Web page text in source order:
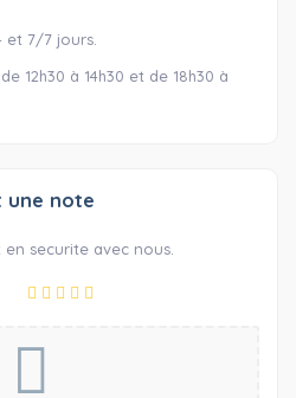
et 7/7 jours.
12h30 à 14h30 et de 18h30 à
une note
securite avec nous.